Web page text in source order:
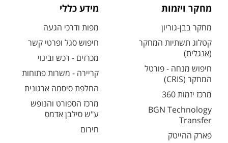
מחקר ויזמות
מחקר בבן-גוריון
קטלוג תשתיות המחקר
(אנגלית)
חיפוש מנחה - פורטל
המחקר (CRIS)
מרכז יזמות 360
BGN Technology
Transfer
פארק ההייטק
מידע כללי
מפות ודרכי הגעה
חיפוש סגל ופרטי קשר
מכרזים - רכש ובינוי
קריירה - משרות פתוחות
החלפת סיסמה ארגונית
מרכז הספורט והנופש
ע"ש סילבן אדמס
חירום